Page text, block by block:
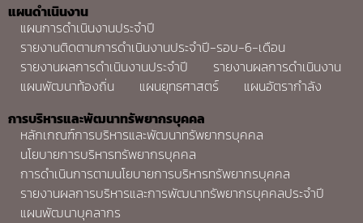
แผนดำเนินงาน
แผนการดำเนินงานประจำปี
รายงานติดตามการดำเนินงานประจำปี-รอบ-6-เดือน
รายงานผลการดำเนินงานประจำปี
รายงานผลการดำเนินงาน
แผนพัฒนาท้องถิ่น
แผนยุทธศาสตร์
แผนอัตรากำลัง
การบริหารและพัฒนาทรัพยากรบุคคล
หลักเกณฑ์การบริหารและพัฒนาทรัพยากรบุคคล
นโยบายการบริหารทรัพยากรบุคคล
การดำเนินการตามนโยบายการบริหารทรัพยากรบุคคล
รายงานผลการบริหารและการพัฒนาทรัพยากรบุคคลประจำปี
แผนพัฒนาบุคลากร